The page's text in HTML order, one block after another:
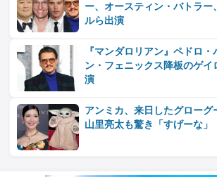
ー、オースティン・バトラー
ルら出演
『マンダロリアン』ペドロ
ン・フェニックス降板のゲイ
演
アンミカ、来日したグロー
山里亮太も驚き「すげーな」